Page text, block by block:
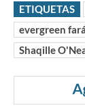
ETIQUETAS
evergreen
Shaqille